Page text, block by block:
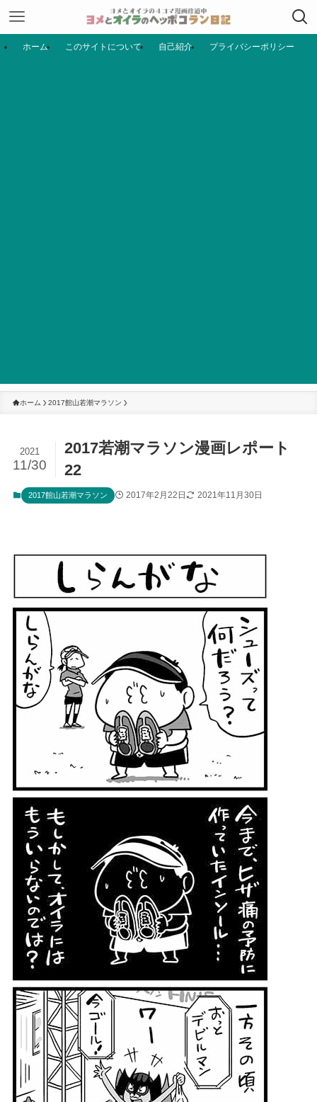
ホーム このサイトについて 自己紹介 プライバシーポリシー
ホーム 2017館山若潮マラソン
2017若潮マラソン漫画レポート
22
2021
11/30
2017館山若潮マラソン 2017年2月22日 2021年11月30日